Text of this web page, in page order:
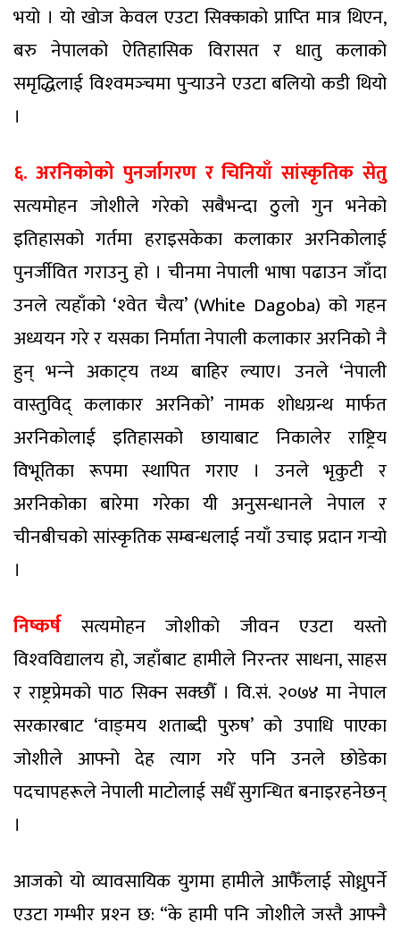
भयो । यो खोज केवल एउटा सिक्काको प्राप्‍ति मात्र थिएन,
बरु नेपालको ऐतिहासिक विरासत र धातु कलाको
समृद्धिलाई विश्‍वमञ्‍चमा पुर्‍याउने एउटा बलियो कडी थियो
।
६. अरनिकोको पुनर्जागरण र चिनियाँ सांस्कृतिक सेतु
सत्यमोहन जोशीले गरेको सबैभन्दा ठुलो गुन भनेको
इतिहासको गर्तमा हराइसकेका कलाकार अरनिकोलाई
पुनर्जीवित गराउनु हो । चीनमा नेपाली भाषा पढाउन जाँदा
उनले त्यहाँको ‘श्‍वेत चैत्य’ (White Dagoba) को गहन
अध्ययन गरे र यसका निर्माता नेपाली कलाकार अरनिको नै
हुन् भन्‍ने अकाट्‍य तथ्य बाहिर ल्याए। उनले ‘नेपाली
वास्तुविद् कलाकार अरनिको’ नामक शोधग्रन्थ मार्फत
अरनिकोलाई इतिहासको छायाबाट निकालेर राष्ट्रिय
विभूतिका रूपमा स्थापित गराए । उनले भृकुटी र
अरनिकोका बारेमा गरेका यी अनुसन्धानले नेपाल र
चीनबीचको सांस्कृतिक सम्बन्धलाई नयाँ उचाइ प्रदान गर्‍यो
।
निष्कर्ष
सत्यमोहन जोशीको जीवन एउटा यस्तो
विश्‍वविद्यालय हो, जहाँबाट हामीले निरन्तर साधना, साहस
र राष्ट्रप्रेमको पाठ सिक्न सक्छौँ । वि.सं. २०७४ मा नेपाल
सरकारबाट ‘वाङ्‍मय शताब्दी पुरुष’ को उपाधि पाएका
जोशीले आफ्नो देह त्याग गरे पनि उनले छोडेका
पदचापहरूले नेपाली माटोलाई सधैँ सुगन्धित बनाइरहनेछन्
।
आजको यो व्यावसायिक युगमा हामीले आफैँलाई सोध्नुपर्ने
एउटा गम्भीर प्रश्‍न छ: “के हामी पनि जोशीले जस्तै आफ्नै